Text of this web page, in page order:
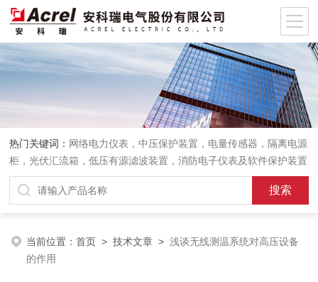
热门关键词： 网络电力仪表，中压保护装置，电量传感器，隔离电源
柜，光伏汇流箱，低压有源滤波装置，消防电子仪表及软件保护装置
当前位置：首页 >技术文章 >浅谈无线测温系统对高压设备
的作用